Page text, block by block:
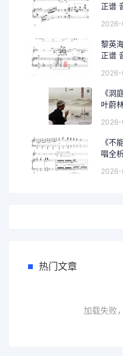
正谱
黎英
正谱
《洞
叶蔚
《不
唱全
热门文章
加载失败